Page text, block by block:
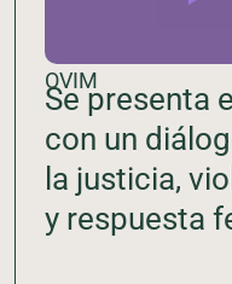
OVIM
Se presenta
con un
la justicia,
y respuesta